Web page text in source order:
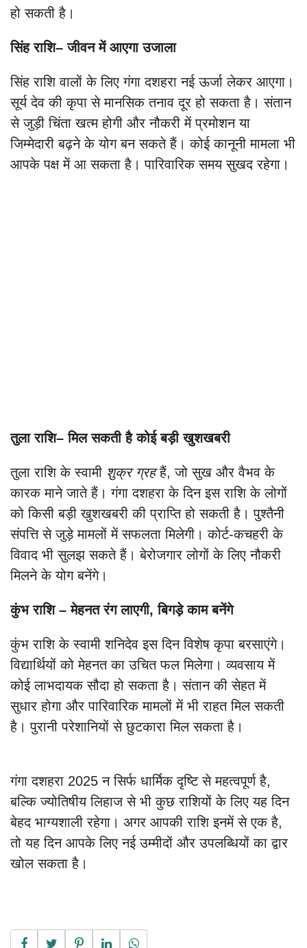
हो सकती है।
सिंह राशि– जीवन में आएगा उजाला
सिंह राशि वालों के लिए गंगा दशहरा नई ऊर्जा लेकर आएगा।
सूर्य देव की कृपा से मानसिक तनाव दूर हो सकता है। संतान
से जुड़ी चिंता खत्म होगी और नौकरी में प्रमोशन या
जिम्मेदारी बढ़ने के योग बन सकते हैं। कोई कानूनी मामला भी
आपके पक्ष में आ सकता है। पारिवारिक समय सुखद रहेगा।
तुला राशि– मिल सकती है कोई बड़ी खुशखबरी
तुला राशि के स्वामी शुक्र ग्रहहैं, जो सुख और वैभव के
कारक माने जाते हैं। गंगा दशहरा के दिन इस राशि के लोगों
को किसी बड़ी खुशखबरी की प्राप्ति हो सकती है। पुश्तैनी
संपत्ति से जुड़े मामलों में सफलता मिलेगी। कोर्ट-कचहरी के
विवाद भी सुलझ सकते हैं। बेरोजगार लोगों के लिए नौकरी
मिलने के योग बनेंगे।
कुंभ राशि – मेहनत रंग लाएगी, बिगड़े काम बनेंगे
कुंभ राशि के स्वामी शनिदेव इस दिन विशेष कृपा बरसाएंगे।
विद्यार्थियों को मेहनत का उचित फल मिलेगा। व्यवसाय में
कोई लाभदायक सौदा हो सकता है। संतान की सेहत में
सुधार होगा और पारिवारिक मामलों में भी राहत मिल सकती
है। पुरानी परेशानियों से छुटकारा मिल सकता है।
गंगा दशहरा 2025 न सिर्फ धार्मिक दृष्टि से महत्वपूर्ण है,
बल्कि ज्योतिषीय लिहाज से भी कुछ राशियों के लिए यह दिन
बेहद भाग्यशाली रहेगा। अगर आपकी राशि इनमें से एक है,
तो यह दिन आपके लिए नई उम्मीदों और उपलब्धियों का द्वार
खोल सकता है।